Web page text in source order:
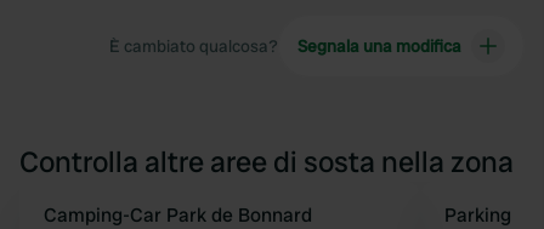
È cambiato qualcosa? Segnala una modifica
Controlla altre aree di sosta nella zona
Camping-Car Park de Bonnard Parking